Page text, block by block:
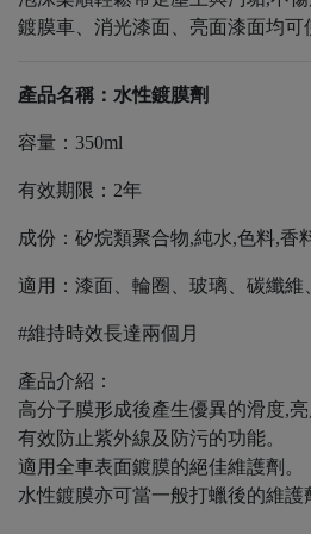
鍍膜車、消光漆面、亮面漆面均可
產品名稱：水性鍍膜劑
容量：350ml
有效期限：2年
成份：矽烷類聚合物,純水,色料,香
適用：漆面、輪圈、玻璃、碳纖維
#維持時效長達兩個月
產品介紹：
高分子膜形成後產生優異的滑度,亮
有效防止紫外線及防污的功能。
適用全車表面鍍膜的絕佳維護劑。
水性鍍膜亦可當一般打蠟後的